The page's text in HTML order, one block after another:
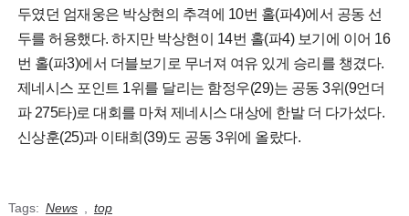
두였던 엄재웅은 박상현의 추격에 10번 홀(파4)에서 공동 선
두를 허용했다. 하지만 박상현이 14번 홀(파4) 보기에 이어 16
번 홀(파3)에서 더블보기로 무너져 여유 있게 승리를 챙겼다.
제네시스 포인트 1위를 달리는 함정우(29)는 공동 3위(9언더
파 275타)로 대회를 마쳐 제네시스 대상에 한발 더 다가섰다.
신상훈(25)과 이태희(39)도 공동 3위에 올랐다.
Tags: News top